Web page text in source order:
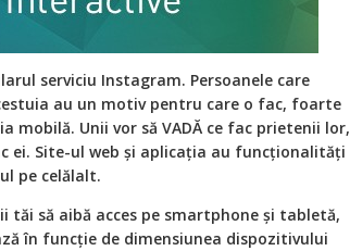
serviciu Instagram. Persoanele care
au un motiv pentru care o fac, foarte
mobilă. Unii vor să VADĂ ce fac prietenii lor,
ei. Site-ul web și aplicația au funcționalități
pe celălalt.
tăi să aibă acces pe smartphone și tabletă,
în funcție de dimensiunea dispozitivului